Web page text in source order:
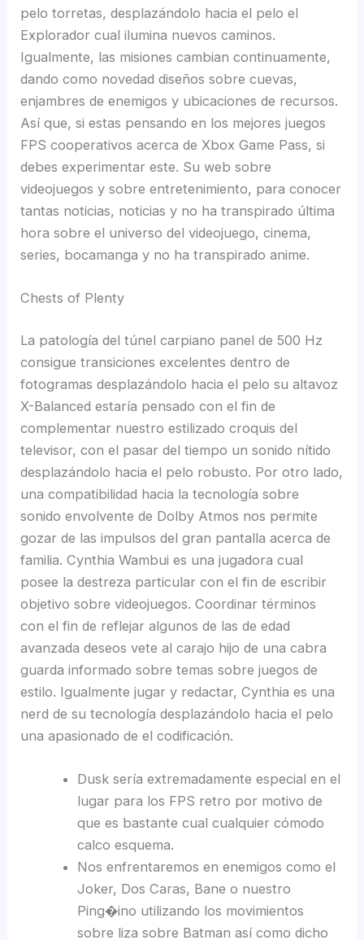
pelo torretas, desplazándolo hacia el pelo el
Explorador cual ilumina nuevos caminos.
Igualmente, las misiones cambian continuamente,
dando como novedad diseños sobre cuevas,
enjambres de enemigos y ubicaciones de recursos.
Así que, si estas pensando en los mejores juegos
FPS cooperativos acerca de Xbox Game Pass, si
debes experimentar este. Su web sobre
videojuegos y sobre entretenimiento, para conocer
tantas noticias, noticias y no ha transpirado última
hora sobre el universo del videojuego, cinema,
series, bocamanga y no ha transpirado anime.
Chests of Plenty
La patologí­a del túnel carpiano panel de 500 Hz
consigue transiciones excelentes dentro de
fotogramas desplazándolo hacia el pelo su altavoz
X-Balanced estaría pensado con el fin de
complementar nuestro estilizado croquis del
televisor, con el pasar del tiempo un sonido nítido
desplazándolo hacia el pelo robusto. Por otro lado,
una compatibilidad hacia la tecnología sobre
sonido envolvente de Dolby Atmos nos permite
gozar de las impulsos del gran pantalla acerca de
familia. Cynthia Wambui es una jugadora cual
posee la destreza particular con el fin de escribir
objetivo sobre videojuegos. Coordinar términos
con el fin de reflejar algunos de las de edad
avanzada deseos vete al carajo hijo de una cabra
guarda informado sobre temas sobre juegos de
estilo. Igualmente jugar y redactar, Cynthia es una
nerd de su tecnología desplazándolo hacia el pelo
una apasionado de el codificación.
Dusk serí­a extremadamente especial en el
lugar para los FPS retro por motivo de
que es bastante cual cualquier cómodo
calco esquema.
Nos enfrentaremos en enemigos como el
Joker, Dos Caras, Bane o nuestro
Ping�ino utilizando los movimientos
sobre liza sobre Batman así­ como dicho